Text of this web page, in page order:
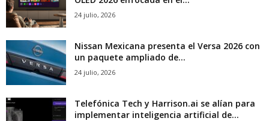
24 julio, 2026
Nissan Mexicana presenta el Versa 2026 con
un paquete ampliado de...
24 julio, 2026
Telefónica Tech y Harrison.ai se alían para
implementar inteligencia artificial de...